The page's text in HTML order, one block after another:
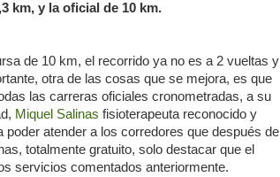
km, y la oficial de 10 km.
de 10 km, el recorrido ya no es a 2 vueltas y
otra de las cosas que se mejora, es que
las carreras oficiales cronometradas, a su
Miquel Salinas fisioterapeuta reconocido y
atender a los corredores que después de
totalmente gratuito, solo destacar que el
servicios comentados anteriormente.